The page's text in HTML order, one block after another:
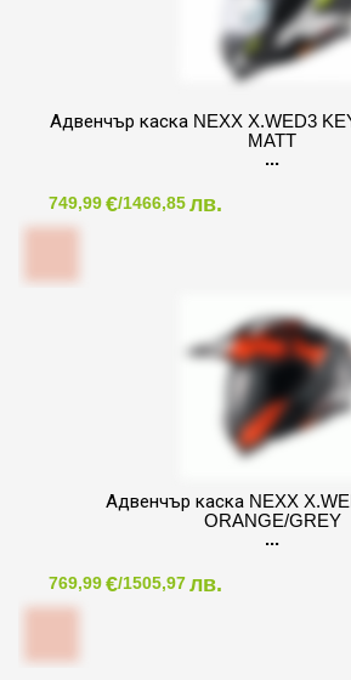
Адвенчър каска NEXX X.WED3
MATT
749,99€/1466,85лв.
Адвенчър каска NEXX
ORANGE/GREY
769,99€/1505,97лв.